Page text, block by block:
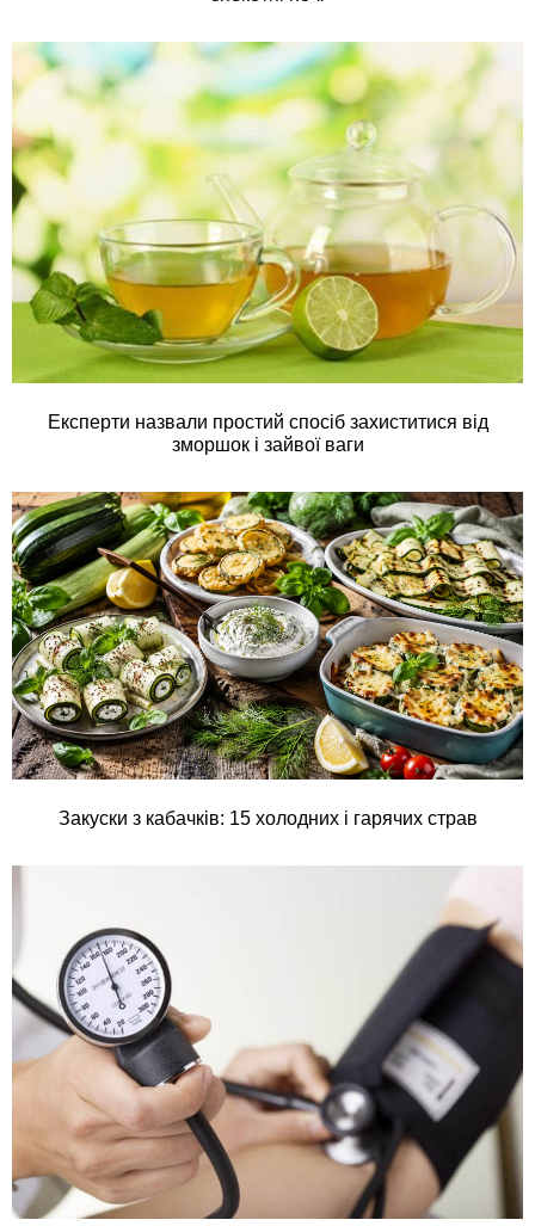
Експерти назвали простий спосіб захиститися від
зморшок і зайвої ваги
Закуски з кабачків: 15 холодних і гарячих страв